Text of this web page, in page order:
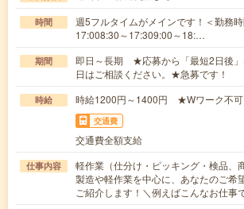
時間
週5フルタイムがメインです！＜勤務
17:008:30～17:309:00～18:…
期間
即日～長期 ★応募から「最短2日後」
日はご相談ください。★急募です！
時給 時給1200円～1400円 ★Wワーク不可
交通費
交通費全額支給
仕事内容
軽作業（仕分け・ピッキング・検品、
製造や軽作業を中心に、あなたのご希
ご紹介します！＼例えばこんなお仕